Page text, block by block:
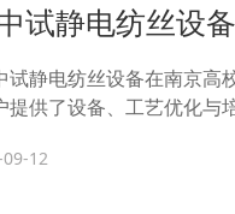
试静电纺丝设
材料研究中试瓶
试静电纺丝设备在南京高
提供了设备、工艺优化与
12